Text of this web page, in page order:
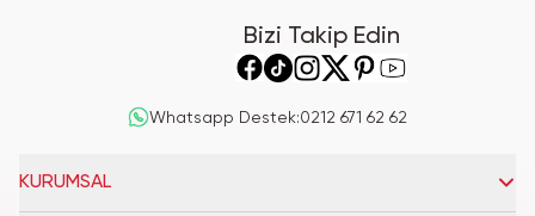
Bizi Takip Edin
Whatsapp Destek:0212 671 62 62
KURUMSAL